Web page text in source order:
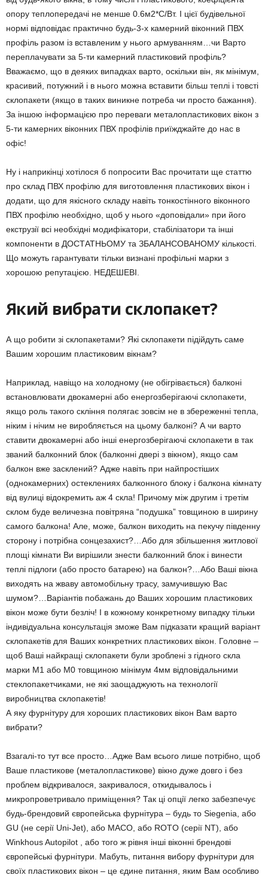
опору теплопередачі не менше 0.6м2*С/Вт. І цієї будівельної
нормі відповідає практично будь-3-х камерний віконний ПВХ
профіль разом із вставленим у нього армуванням…чи Варто
переплачувати за 5-ти камерний пластиковий профіль?
Вважаємо, що в деяких випадках варто, оскільки він, як мінімум,
красивий, потужний і в нього можна вставити більш теплі і товсті
склопакети (якщо в таких виникне потреба чи просто бажання).
За іншою інформацією про переваги металопластикових вікон з
5-ти камерних віконних ПВХ профілів приїжджайте до нас в
офіс!
Ну і наприкінці хотілося б попросити Вас прочитати ще статтю
про склад ПВХ профілю для виготовлення пластикових вікон і
додати, що для якісного складу навіть тонкостінного віконного
ПВХ профілю необхідно, щоб у нього «доповідали» при його
екструзії всі необхідні модифікатори, стабілізатори та інші
компоненти в ДОСТАТНЬОМУ та ЗБАЛАНСОВАНОМУ кількості.
Що можуть гарантувати тільки визнані профільні марки з
хорошою репутацією. НЕДЕШЕВІ.
Який вибрати склопакет?
А що робити зі склопакетами? Які склопакети підійдуть саме
Вашим хорошим пластиковим вікнам?
Наприклад, навіщо на холодному (не обігрівається) балконі
встановлювати двокамерні або енергозберігаючі склопакети,
якщо роль такого скління полягає зовсім не в збереженні тепла,
ніким і нічим не виробляється на цьому балконі? А чи варто
ставити двокамерні або інші енергозберігаючі склопакети в так
званий балконний блок (балконні двері з вікном), якщо сам
балкон вже засклений? Адже навіть при найпростіших
(однокамерних) остеклениях балконного блоку і балкона кімнату
від вулиці відокремить аж 4 скла! Причому між другим і третім
склом буде величезна повітряна “подушка” товщиною в ширину
самого балкона! Але, може, балкон виходить на пекучу південну
сторону і потрібна сонцезахист?…Або для збільшення житлової
площі кімнати Ви вирішили знести балконний блок і винести
теплі підлоги (або просто батарею) на балкон?…Або Ваші вікна
виходять на жваву автомобільну трасу, замучившую Вас
шумом?…Варіантів побажань до Ваших хорошим пластикових
вікон може бути безліч! І в кожному конкретному випадку тільки
індивідуальна консультація зможе Вам підказати кращий варіант
склопакетів для Ваших конкретних пластикових вікон. Головне –
щоб Ваші найкращі склопакети були зроблені з гідного скла
марки М1 або М0 товщиною мінімум 4мм відповідальними
стеклопакетчиками, не які заощаджують на технології
виробництва склопакетів!
А яку фурнітуру для хороших пластикових вікон Вам варто
вибрати?
Взагалі-то тут все просто…Адже Вам всього лише потрібно, щоб
Ваше пластикове (металопластикове) вікно дуже довго і без
проблем відкривалося, закривалося, откидывалось і
микропроветривало приміщення? Так ці опції легко забезпечує
будь-брендовий європейська фурнітура – будь то Siegenia, або
GU (не серії Uni-Jet), або MACO, або ROTO (серії NT), або
Winkhous Autopilot , або того ж рівня інші віконні брендові
європейські фурнітури. Мабуть, питання вибору фурнітури для
своїх пластикових вікон – це єдине питання, яким Вам особливо